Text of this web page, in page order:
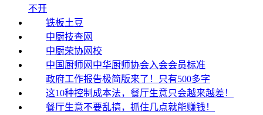
不开
铁板土豆
中厨技查网
中厨荣协网校
中国厨师网中华厨师协会入会会员标准
政府工作报告极简版来了！只有500多字
这10种控制成本法，餐厅生意只会越来越差！
餐厅生意不要乱搞，抓住几点就能赚钱！